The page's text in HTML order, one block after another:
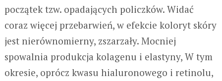
początek tzw. opadających policzków. Widać
coraz więcej przebarwień, w efekcie koloryt skóry
jest nierównomierny, zszarzały. Mocniej
spowalnia produkcja kolagenu i elastyny, W tym
okresie, oprócz kwasu hialuronowego i retinolu,